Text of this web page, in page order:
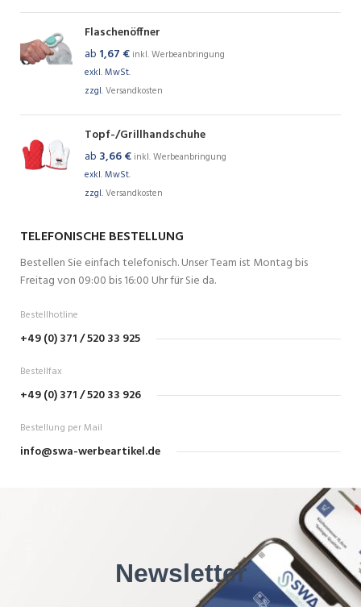
Flaschenöffner
ab 1,67 € inkl. Werbeanbringung
exkl. MwSt.
zzgl.Versandkosten
Topf-/Grillhandschuhe
ab 3,66€ inkl. Werbeanbringung
exkl. MwSt.
zzgl.Versandkosten
TELEFONISCHE BESTELLUNG
Bestellen Sie einfach telefonisch. Unser Team ist Montag bis
Freitag von 09:00 bis 16:00 Uhr für Sie da.
Bestellhotline
+49 (0) 371 / 520 33 925
Bestellfax
+49 (0) 371 / 520 33 926
Bestellung per Mail
info@swa-werbeartikel.de
Newsletter